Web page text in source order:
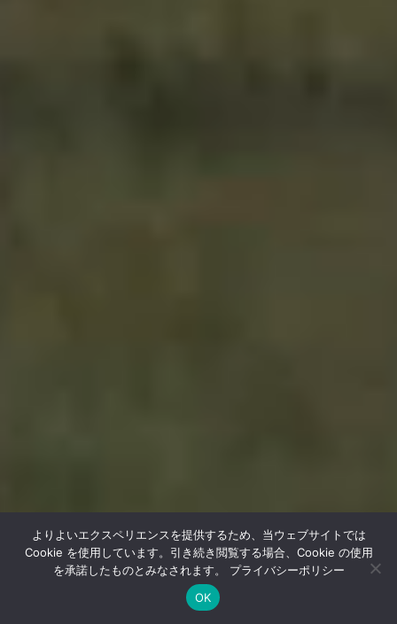
よりよいエクスペリエンスを提供するため、当ウェブサイトでは
Cookie を使用しています。引き続き閲覧する場合、Cookie の使用
を承諾したものとみなされます。 プライバシーポリシー
OK